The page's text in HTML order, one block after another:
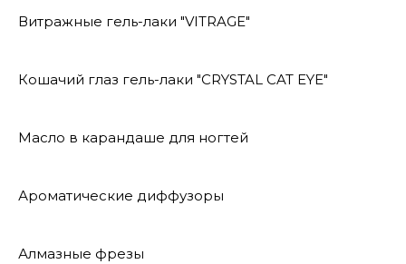
Витражные гель-лаки "VITRAGE"
Кошачий глаз гель-лаки "CRYSTAL CAT EYE"
Масло в карандаше для ногтей
Ароматические диффузоры
Алмазные фрезы